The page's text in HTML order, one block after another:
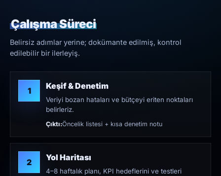
Çalışma Süreci
Belirsiz adımlar yerine; dokümante edilmiş, kontrol
edilebilir bir ilerleyiş.
1 Keşif & Denetim
Veriyi bozan hataları ve bütçeyi eriten noktaları
belirleriz.
Çıktı:Öncelik listesi + kısa denetim notu
2 Yol Haritası
4–8 haftalık planı, KPI hedeflerini ve testleri